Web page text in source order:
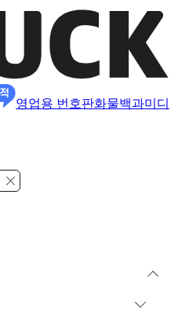
영업용 번호판화물백과미디